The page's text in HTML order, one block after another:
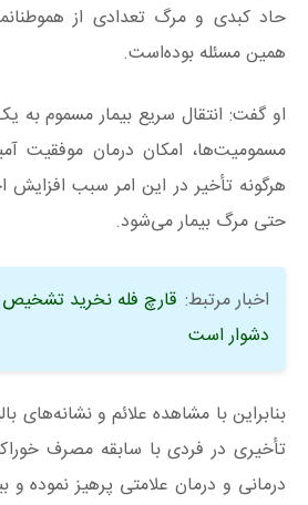
حاد کبدی و مرگ تعدادی از
همین مسئله بوده‌است.
او گفت: انتقال سریع بیمار مسموم
مسمومیت‌ها، امکان درمان موفقیت
هرگونه تأخیر در این امر سبب
حتی مرگ بیمار می‌شود.
اخبار مرتبط: قارچ فله نخرید
دشوار است
بنابراین با مشاهده علائم و نشانه‌های
تأخیری در فردی با سابقه مصرف
درمانی و درمان علامتی پرهیز نموده و